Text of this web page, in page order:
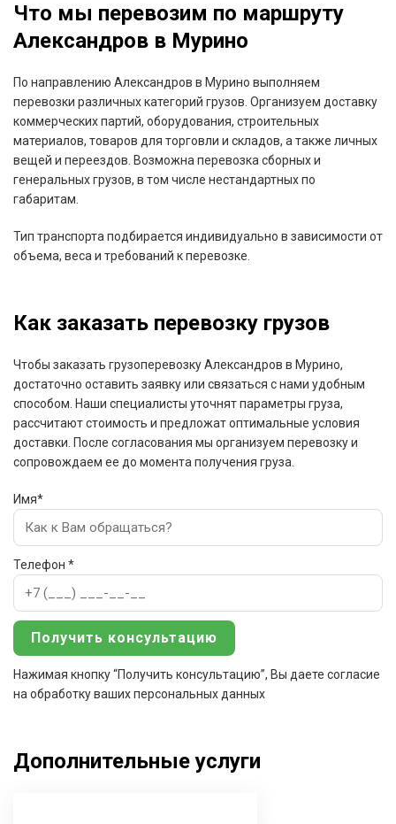
Что мы перевозим по маршруту
Александров в Мурино
По направлению Александров в Мурино выполняем
перевозки различных категорий грузов. Организуем доставку
коммерческих партий, оборудования, строительных
материалов, товаров для торговли и складов, а также личных
вещей и переездов. Возможна перевозка сборных и
генеральных грузов, в том числе нестандартных по
габаритам.
Тип транспорта подбирается индивидуально в зависимости от
объема, веса и требований к перевозке.
Как заказать перевозку грузов
Чтобы заказать грузоперевозку Александров в Мурино,
достаточно оставить заявку или связаться с нами удобным
способом. Наши специалисты уточнят параметры груза,
рассчитают стоимость и предложат оптимальные условия
доставки. После согласования мы организуем перевозку и
сопровождаем ее до момента получения груза.
Имя*
Телефон *
Нажимая кнопку “Получить консультацию”, Вы даете согласие
на обработку ваших персональных данных
Дополнительные услуги